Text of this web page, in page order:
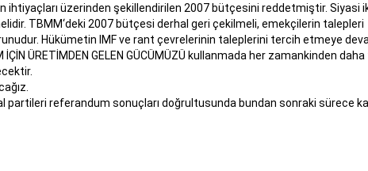
ihtiyaçları üzerinden şekillendirilen 2007 bütçesini reddetmiştir. Siyasi
TBMM‘deki 2007 bütçesi derhal geri çekilmeli, emekçilerin talepleri
Hükümetin IMF ve rant çevrelerinin taleplerini tercih etmeye
ÜRETİMDEN GELEN GÜCÜMÜZÜ kullanmada her zamankinden
referandum sonuçları doğrultusunda bundan sonraki sürece